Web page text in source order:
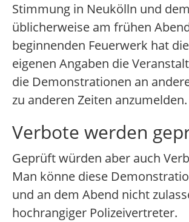
Stimmung in Neukölln und dem
üblicherweise am frühen
beginnenden Feuerwerk hat
eigenen Angaben die
die Demonstrationen an
zu anderen Zeiten anzumelden.
Verbote werden
Geprüft würden aber auch
Man könne diese
und an dem Abend nicht
hochrangiger Polizeivertreter.